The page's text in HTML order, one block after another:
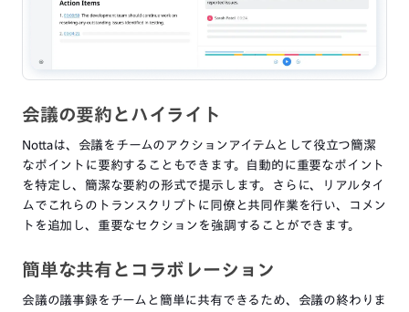
会議の要約とハイライト
Nottaは、会議をチームのアクションアイテムとして役立つ簡潔
なポイントに要約することもできます。自動的に重要なポイント
を特定し、簡潔な要約の形式で提示します。さらに、リアルタイ
ムでこれらのトランスクリプトに同僚と共同作業を行い、コメン
トを追加し、重要なセクションを強調することができます。
簡単な共有とコラボレーション
会議の議事録をチームと簡単に共有できるため、会議の終わりま